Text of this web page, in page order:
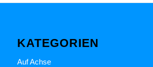
KATEGORIEN
Auf Achse